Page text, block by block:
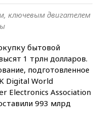
ключевым двигателем
бытовой
1 трлн долларов.
подготовленное
Digital World
Electronics Association
993 млрд